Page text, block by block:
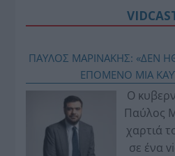
ΠΑΥΛΟΣ ΜΑΡΙΝΑΚΗΣ: «ΔΕΝ
ΕΠΟΜΕΝΟ ΜΙΑ
Ο
Παύλος
χαρτιά
σε ένα